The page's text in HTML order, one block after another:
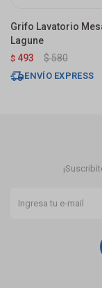
Grifo Lavatorio
Lagune
$ 493 $580
ENVÍO EXPRESS